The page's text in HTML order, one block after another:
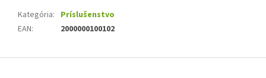
Kategória: Príslušenstvo
EAN: 2000000100102